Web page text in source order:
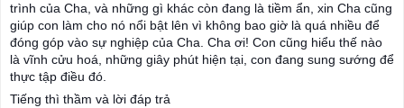
trình của Cha, và những gì khác còn đang là tiềm ẩn, xin Cha cũng
giúp con làm cho nó nổi bật lên vì không bao giờ là quá nhiều để
đóng góp vào sự nghiệp của Cha. Cha ơi! Con cũng hiểu thế nào
là vĩnh cửu hoá, những giây phút hiện tại, con đang sung sướng để
thực tập điều đó.
Tiếng thì thầm và lời đáp trả